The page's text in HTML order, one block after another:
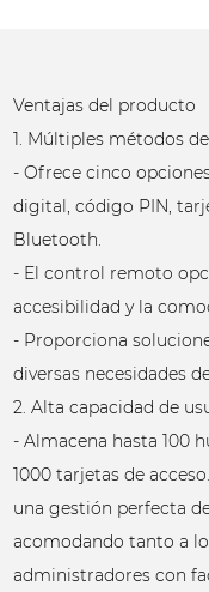
Ventajas del producto
1. Múltiples métodos
- Ofrece cinco
digital, código PIN,
Bluetooth.
- El control remoto
accesibilidad y la
- Proporciona
diversas necesidades
2. Alta capacidad de
- Almacena hasta 100
1000 tarjetas de
una gestión perfecta
acomodando tanto a
administradores con